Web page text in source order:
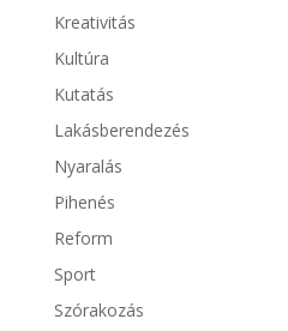
Kreativitás
Kultúra
Kutatás
Lakásberendezés
Nyaralás
Pihenés
Reform
Sport
Szórakozás